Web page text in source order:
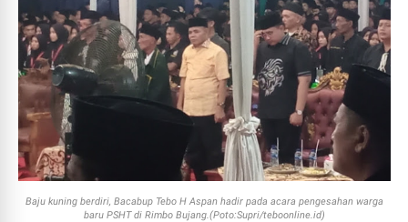
Baju kuning berdiri, Bacabup Tebo H Aspan hadir pada acara pengesahan warga
baru PSHT di Rimbo Bujang.(Poto:Supri/teboonline.id)